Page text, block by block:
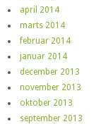
april 2014
marts 2014
februar 2014
januar 2014
december 2013
november 2013
oktober 2013
september 2013